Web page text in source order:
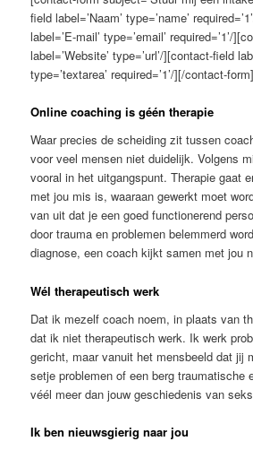
field label=’Naam’ type=’name’
label=’E-mail’ type=’email’ required=’1’/
label=’Website’ type=’url’/][contact-field
type=’textarea’ required=’1’/][/contact-form]
Online coaching is géén therapie
Waar precies de scheiding zit tussen
voor veel mensen niet duidelijk. Volgens
vooral in het uitgangspunt. Therapie gaat
met jou mis is, waaraan gewerkt moet
van uit dat je een goed functionerend
door trauma en problemen belemmerd
diagnose, een coach kijkt samen met jou
Wél therapeutisch werk
Dat ik mezelf coach noem, in plaats van
dat ik niet therapeutisch werk. Ik werk
gericht, maar vanuit het mensbeeld dat jij
setje problemen of een berg traumatische
véél meer dan jouw geschiedenis van
Ik ben nieuwsgierig naar jou